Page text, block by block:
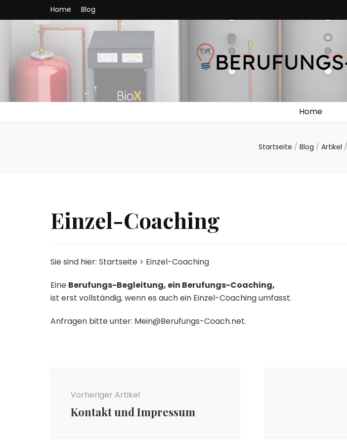
Home Blog
Heizungstechnik ist ein sich ständig weiterentwickelndes Feld. In diesem Beitrag stellen wir Ihnen
Home
Startseite / Blog / Artikel /
Einzel-Coaching
Sie sind hier: Startseite > Einzel-Coaching
Eine Berufungs-Begleitung, ein Berufungs-Coaching,
ist erst vollständig, wenn es auch ein Einzel-Coaching umfasst.
Anfragen bitte unter: Mein@Berufungs-Coach.net.
Vorheriger Artikel
Kontakt und Impressum